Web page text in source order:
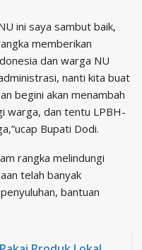
ini saya sambut baik,
memberikan
dan warga NU
nanti kita buat
begini akan menambah
warga, dan tentu LPBH-
Bupati Dodi.
rangka melindungi
telah banyak
bantuan